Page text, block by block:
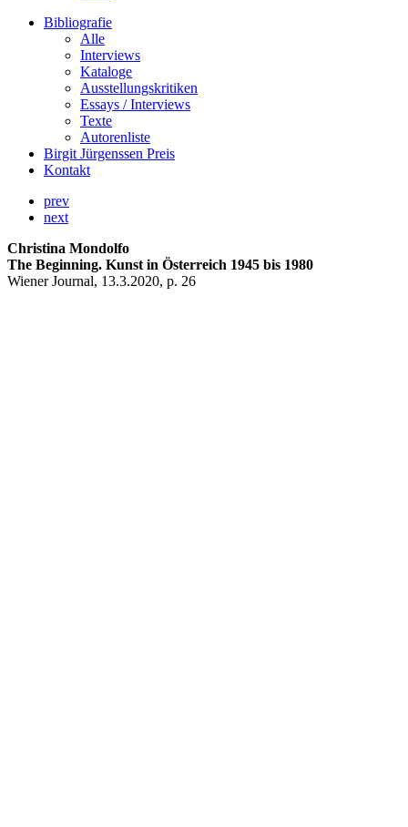
Bibliografie
Alle
Interviews
Kataloge
Ausstellungskritiken
Essays / Interviews
Texte
Autorenliste
Birgit Jürgenssen Preis
Kontakt
prev
next
Christina Mondolfo
The Beginning. Kunst in Österreich 1945 bis 1980
Wiener Journal, 13.3.2020, p. 26